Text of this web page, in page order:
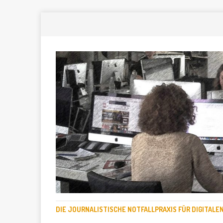
DIE JOURNALISTISCHE NOTFALLPRAXIS FÜR